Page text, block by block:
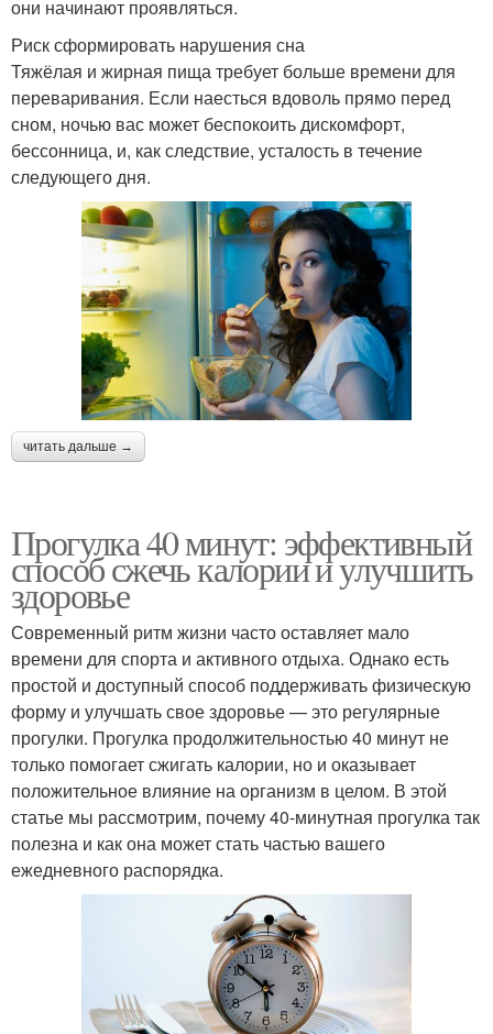
они начинают проявляться.
Риск сформировать нарушения сна
Тяжёлая и жирная пища требует больше времени для
переваривания. Если наесться вдоволь прямо перед
сном, ночью вас может беспокоить дискомфорт,
бессонница, и, как следствие, усталость в течение
следующего дня.
читать дальше →
Прогулка 40 минут: эффективный
способ сжечь калории и улучшить
здоровье
Современный ритм жизни часто оставляет мало
времени для спорта и активного отдыха. Однако есть
простой и доступный способ поддерживать физическую
форму и улучшать свое здоровье — это регулярные
прогулки. Прогулка продолжительностью 40 минут не
только помогает сжигать калории, но и оказывает
положительное влияние на организм в целом. В этой
статье мы рассмотрим, почему 40-минутная прогулка так
полезна и как она может стать частью вашего
ежедневного распорядка.